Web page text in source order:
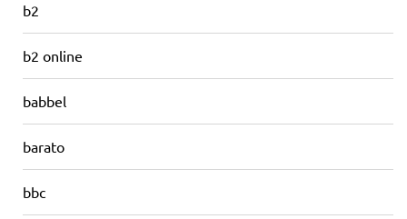
b2
b2 online
babbel
barato
bbc